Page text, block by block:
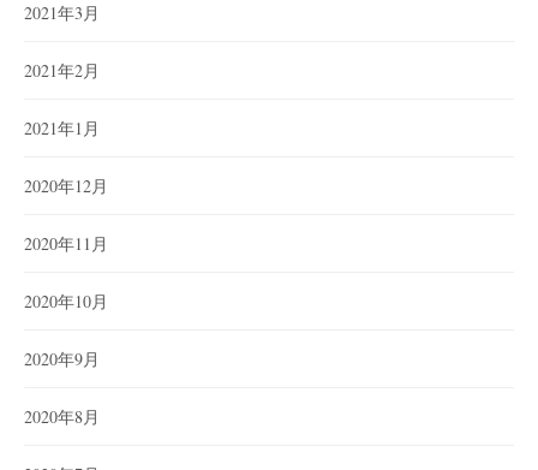
2021年3月
2021年2月
2021年1月
2020年12月
2020年11月
2020年10月
2020年9月
2020年8月